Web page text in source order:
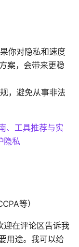
你对隐私和速度
案，会带来更稳
，避免从事非法
、工具推荐与实
隐私
等）
迎在评论区告诉我
用途。我可以给